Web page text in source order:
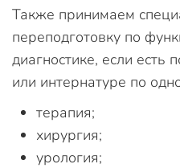
Также принимаем
переподготовку по
диагностике, если есть
или интернатуре по
терапия;
хирургия;
урология;